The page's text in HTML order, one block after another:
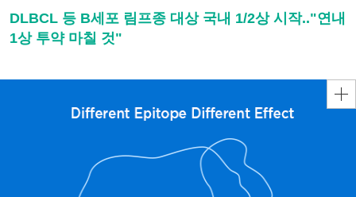
DLBCL 등 B세포 림프종 대상 국내 1/2상 시작.."연내
1상 투약 마칠 것"